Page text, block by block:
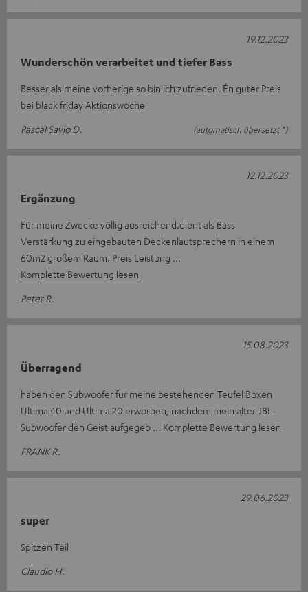
Wunderschön verarbeitet und tiefer Bass
Besser als meine vorherige so bin ich zufrieden. Én guter Preis
bei black friday Aktionswoche
Pascal Savio D.
(automatisch übersetzt *)
19.12.2023
Ergänzung
Für meine Zwecke völlig ausreichend.dient als Bass
Verstärkung zu eingebauten Deckenlautsprechern in einem
60m2 großem Raum. Preis Leistung
Komplette Bewertung lesen
Peter R.
12.12.2023
Überragend
haben den Subwoofer für meine bestehenden Teufel Boxen
Ultima 40 und Ultima 20 erworben, nachdem mein alter JBL
Subwoofer den Geist aufgegeb
Komplette Bewertung lesen
FRANK R.
15.08.2023
super
Spitzen Teil
Claudio H.
29.06.2023